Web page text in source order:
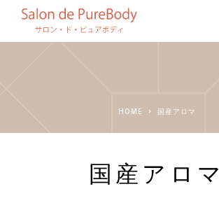
HOME 国産アロマ
国産アロマ